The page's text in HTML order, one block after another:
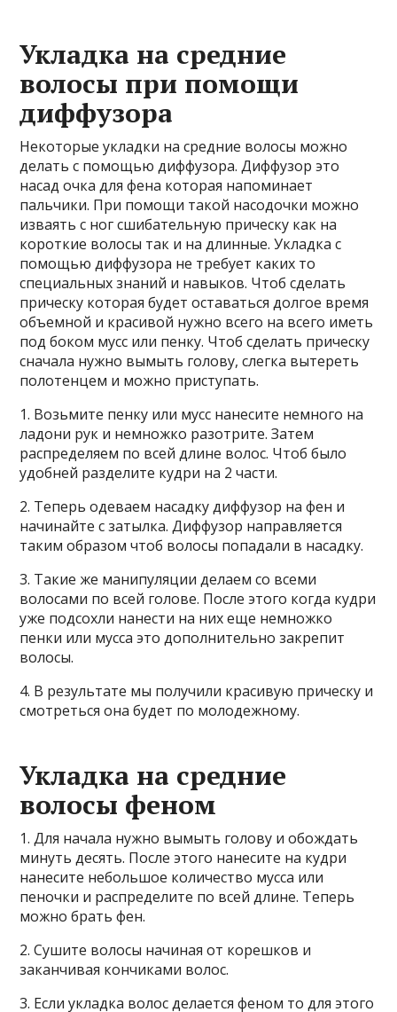
Укладка на средние
волосы при помощи
диффузора
Некоторые укладки на средние волосы можно
делать с помощью диффузора. Диффузор это
насад очка для фена которая напоминает
пальчики. При помощи такой насодочки можно
изваять с ног сшибательную прическу как на
короткие волосы так и на длинные. Укладка с
помощью диффузора не требует каких то
специальных знаний и навыков. Чтоб сделать
прическу которая будет оставаться долгое время
объемной и красивой нужно всего на всего иметь
под боком мусс или пенку. Чтоб сделать прическу
сначала нужно вымыть голову, слегка вытереть
полотенцем и можно приступать.
1. Возьмите пенку или мусс нанесите немного на
ладони рук и немножко разотрите. Затем
распределяем по всей длине волос. Чтоб было
удобней разделите кудри на 2 части.
2. Теперь одеваем насадку диффузор на фен и
начинайте с затылка. Диффузор направляется
таким образом чтоб волосы попадали в насадку.
3. Такие же манипуляции делаем со всеми
волосами по всей голове. После этого когда кудри
уже подсохли нанести на них еще немножко
пенки или мусса это дополнительно закрепит
волосы.
4. В результате мы получили красивую прическу и
смотреться она будет по молодежному.
Укладка на средние
волосы феном
1. Для начала нужно вымыть голову и обождать
минуть десять. После этого нанесите на кудри
нанесите небольшое количество мусса или
пеночки и распределите по всей длине. Теперь
можно брать фен.
2. Сушите волосы начиная от корешков и
заканчивая кончиками волос.
3. Если укладка волос делается феном то для этого